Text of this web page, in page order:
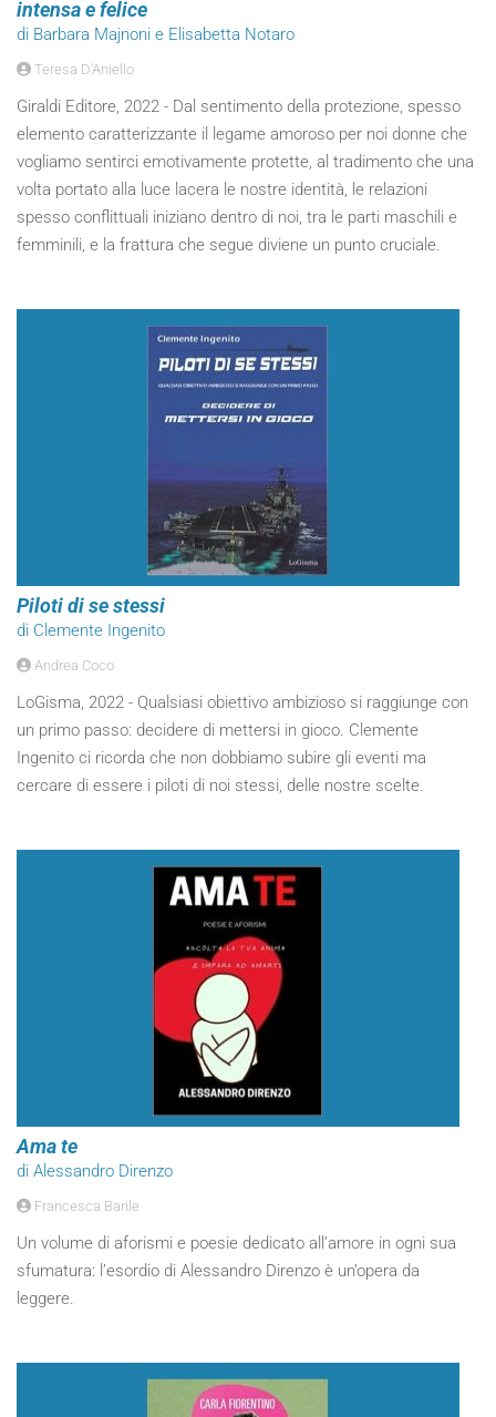
intensa e felice
di Barbara Majnoni e Elisabetta Notaro
Teresa D'Aniello
Giraldi Editore, 2022 - Dal sentimento della protezione, spesso
elemento caratterizzante il legame amoroso per noi donne che
vogliamo sentirci emotivamente protette, al tradimento che una
volta portato alla luce lacera le nostre identità, le relazioni
spesso conflittuali iniziano dentro di noi, tra le parti maschili e
femminili, e la frattura che segue diviene un punto cruciale.
Piloti di se stessi
di Clemente Ingenito
Andrea Coco
LoGisma, 2022 - Qualsiasi obiettivo ambizioso si raggiunge con
un primo passo: decidere di mettersi in gioco. Clemente
Ingenito ci ricorda che non dobbiamo subire gli eventi ma
cercare di essere i piloti di noi stessi, delle nostre scelte.
Ama te
di Alessandro Direnzo
Francesca Barile
Un volume di aforismi e poesie dedicato all’amore in ogni sua
sfumatura: l’esordio di Alessandro Direnzo è un’opera da
leggere.